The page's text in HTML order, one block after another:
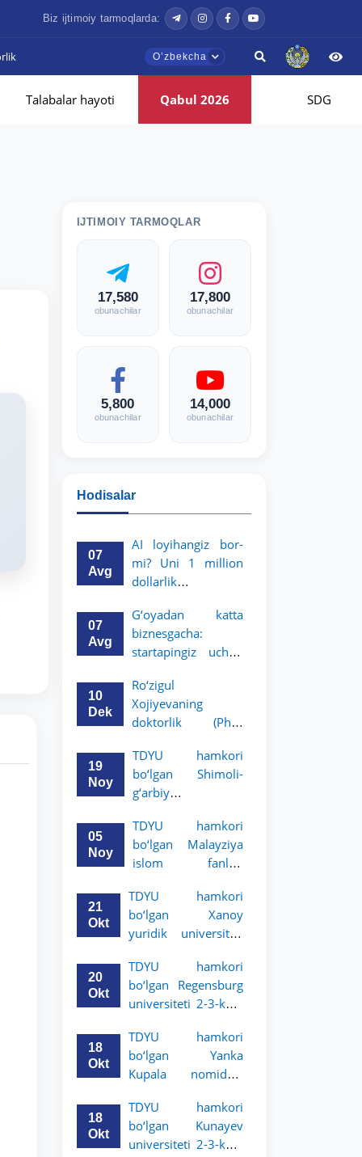
Biz ijtimoiy tarmoqlarda:
Oʼzbekcha
Talabalar hayoti Qabul 2026 SDG
IJTIMOIY TARMOQLAR
17,580
obunachilar
17,800
obunachilar
5,800
obunachilar
14,000
obunachilar
Hodisalar
07
Avg
AI loyihangiz bor-
mi? Uni 1 million
dollarlik
aylantiring!
07
Avg
G‘oyadan katta
biznesgacha:
startapingiz uchun
imkoniyat!
10
Dek
Ro‘zigul
Xojiyevaning
doktorlik (PhD)
himoyasi bo‘lib
o‘tadi
19
Noy
TDYU hamkori
bo‘lgan Shimoli-
g‘arbiy
huquq universiteti
2-3-kurs talabalari
uchun akademik
e’lon qildi
05
Noy
TDYU hamkori
bo‘lgan Malayziya
islom fanlari
kurs talabalari
uchun akademik
mobillik dasturini
21
Okt
TDYU hamkori
bo‘lgan Xanoy
yuridik universiteti
talabalari uchun
akademik mobillik
dasturini e’lon qildi
20
Okt
TDYU hamkori
bo‘lgan Regensburg
universiteti 2-3-kurs
akademik mobillik
dasturini e’lon qildi
18
Okt
TDYU hamkori
bo‘lgan Yanka
Kupala nomidagi
universiteti 2-3-
bosqich talabalari
uchun akademik
18
Okt
TDYU hamkori
bo‘lgan Kunayev
universiteti 2-3-kurs